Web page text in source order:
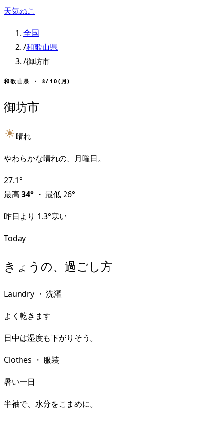
天気ねこ
全国
/和歌山県
/御坊市
和歌山県 ・ 8/10(月)
御坊市
晴れ
やわらかな晴れの、月曜日。
27.1°
最高 34° ・ 最低26°
昨日より 1.3°寒い
Today
きょうの、過ごし方
Laundry ・ 洗濯
よく乾きます
日中は湿度も下がりそう。
Clothes ・ 服装
暑い一日
半袖で、水分をこまめに。